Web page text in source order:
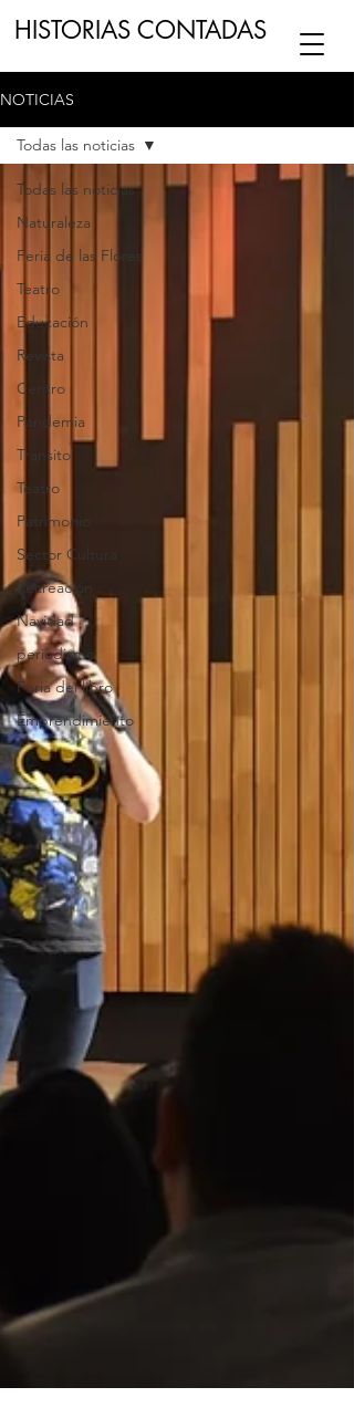
HISTORIAS CONTADAS
NUESTRO CANAL DE
ESCRIBENOS
NOTICIAS
Todas las noticias
Naturaleza
Feria de las Flores
Teatro
Educación
Revista
Centro
Pandemia
Tránsito
Teatro
Patrimonio
Sector Cultura
Recreación
Navidad
periodismo
Feria del libro
Emprendimiento
Todas las noticias